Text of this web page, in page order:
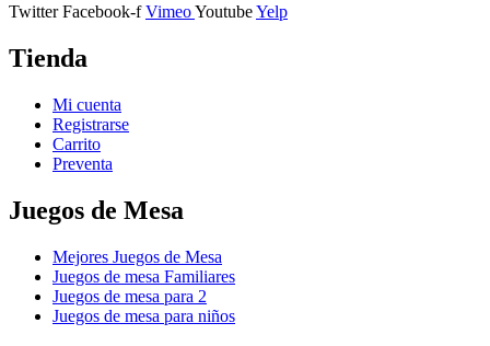
Twitter Facebook-f VimeoYoutubeYelp
Tienda
Mi cuenta
Registrarse
Carrito
Preventa
Juegos de Mesa
Mejores Juegos de Mesa
Juegos de mesa Familiares
Juegos de mesa para 2
Juegos de mesa para niños